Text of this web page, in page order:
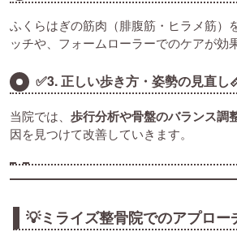
ふくらはぎの筋肉（腓腹筋・ヒラメ筋）
ッチや、フォームローラーでのケアが効
✅3. 正しい歩き方・姿勢の見直し
当院では、 歩行分析や骨盤のバランス調
因を見つけて改善していきます。
💡ミライズ整骨院でのアプロー